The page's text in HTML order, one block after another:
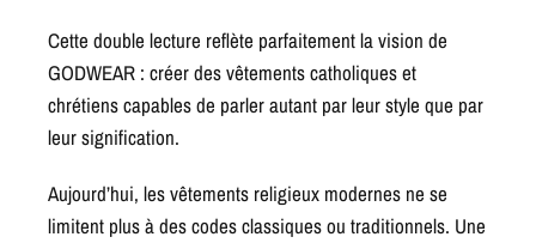
Cette double lecture reflète parfaitement la vision de
GODWEAR : créer des vêtements catholiques et
chrétiens capables de parler autant par leur style que par
leur signification.
Aujourd’hui, les vêtements religieux modernes ne se
limitent plus à des codes classiques ou traditionnels. Une